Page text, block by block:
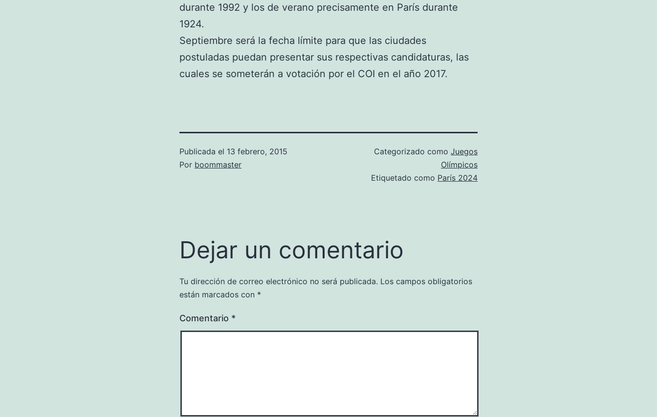
durante 1992 y los de verano precisamente en París durante
1924.
Septiembre será la fecha límite para que las ciudades
postuladas puedan presentar sus respectivas candidaturas, las
cuales se someterán a votación por el COI en el año 2017.
Publicada el 13 febrero, 2015
Por boommaster
Categorizado como Juegos
Olímpicos
Etiquetado como París 2024
Dejar un comentario
Tu dirección de correo electrónico no será publicada. Los campos obligatorios
están marcados con *
Comentario *